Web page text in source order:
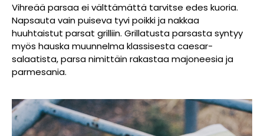
Vihreää parsaa ei välttämättä tarvitse edes kuoria.
Napsauta vain puiseva tyvi poikki ja nakkaa
huuhtaistut parsat grilliin. Grillatusta parsasta syntyy
myös hauska muunnelma klassisesta caesar-
salaatista, parsa nimittäin rakastaa majoneesia ja
parmesania.